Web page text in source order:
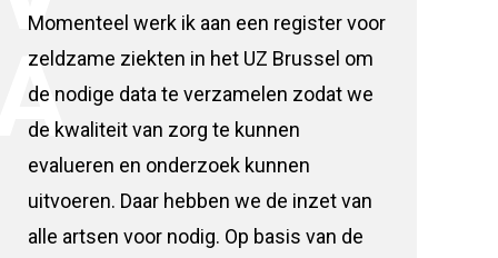
Momenteel werk ik aan een register voor
zeldzame ziekten in het UZ Brussel om
de nodige data te verzamelen zodat we
de kwaliteit van zorg te kunnen
evalueren en onderzoek kunnen
uitvoeren. Daar hebben we de inzet van
alle artsen voor nodig. Op basis van de